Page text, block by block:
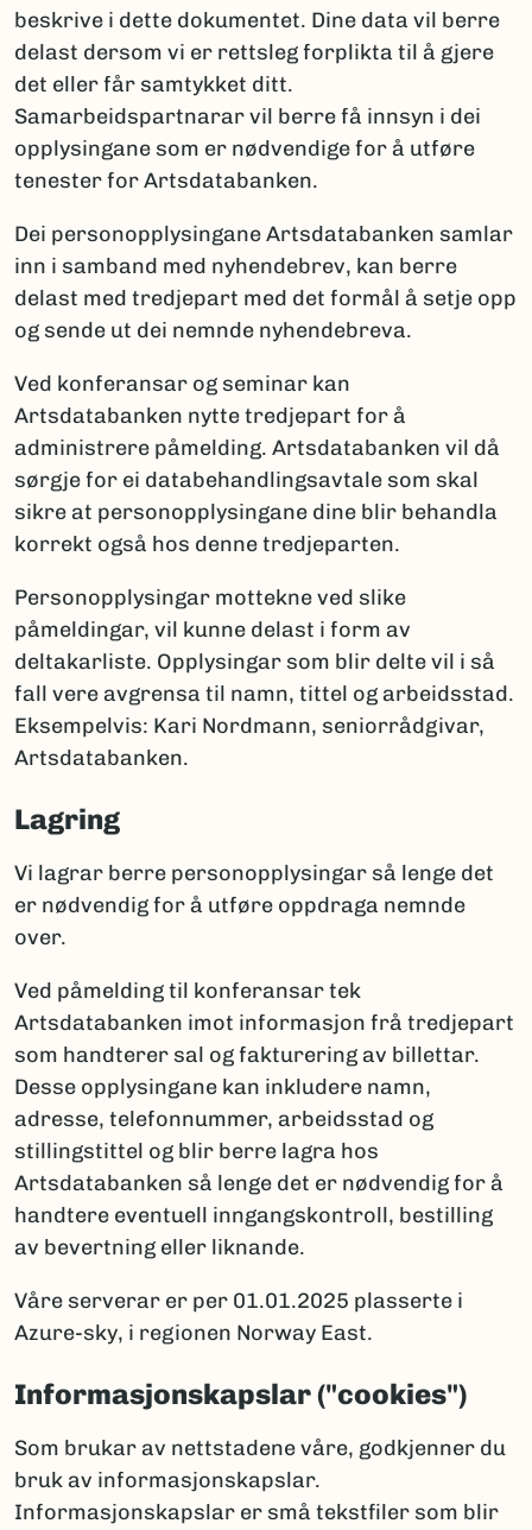
beskrive i dette dokumentet. Dine data vil berre
delast dersom vi er rettsleg forplikta til å gjere
det eller får samtykket ditt.
Samarbeidspartnarar vil berre få innsyn i dei
opplysingane som er nødvendige for å utføre
tenester for Artsdatabanken.
Dei personopplysingane Artsdatabanken samlar
inn i samband med nyhendebrev, kan berre
delast med tredjepart med det formål å setje opp
og sende ut dei nemnde nyhendebreva.
Ved konferansar og seminar kan
Artsdatabanken nytte tredjepart for å
administrere påmelding. Artsdatabanken vil då
sørgje for ei databehandlingsavtale som skal
sikre at personopplysingane dine blir behandla
korrekt også hos denne tredjeparten.
Personopplysingar mottekne ved slike
påmeldingar, vil kunne delast i form av
deltakarliste. Opplysingar som blir delte vil i så
fall vere avgrensa til namn, tittel og arbeidsstad.
Eksempelvis: Kari Nordmann, seniorrådgivar,
Artsdatabanken.
Lagring
Vi lagrar berre personopplysingar så lenge det
er nødvendig for å utføre oppdraga nemnde
over.
Ved påmelding til konferansar tek
Artsdatabanken imot informasjon frå tredjepart
som handterer sal og fakturering av billettar.
Desse opplysingane kan inkludere namn,
adresse, telefonnummer, arbeidsstad og
stillingstittel og blir berre lagra hos
Artsdatabanken så lenge det er nødvendig for å
handtere eventuell inngangskontroll, bestilling
av bevertning eller liknande.
Våre serverar er per 01.01.2025 plasserte i
Azure-sky, i regionen Norway East.
Informasjonskapslar ("cookies")
Som brukar av nettstadene våre, godkjenner du
bruk av informasjonskapslar.
Informasjonskapslar er små tekstfiler som blir